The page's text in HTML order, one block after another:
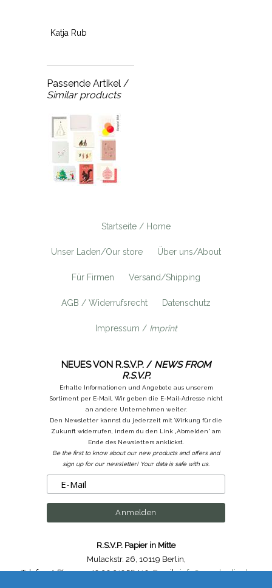
Katja Rub
Passende Artikel /
Similar products
Startseite / Home
Unser Laden/Our store Über uns/About
Für Firmen Versand/Shipping
AGB / Widerrufsrecht Datenschutz
Impressum / Imprint
NEUES VON R.S.V.P. / NEWS FROM
R.S.V.P.
Erhalte Informationen und Angebote aus unserem
Sortiment per E-Mail. Wir geben die E-Mail-Adresse nicht
an andere Unternehmen weiter.
Den Newsletter kannst du jederzeit mit Wirkung für die
Zukunft widerrufen, indem du den Link „Abmelden“ am
Ende des Newsletters anklickst.
Be the first to know about our new products and offers and
sign up for our newsletter! Your data is safe with us.
R.S.V.P. Papier in Mitte
Mulackstr. 26 10119 Berlin
Telefon /Phone: ++49.30.31956410,Email :info@rsvp-berlin.de